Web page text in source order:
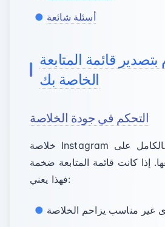
أسئلة شائعة
بتصدير قائمة المتابعة
الخاصة بك
التحكم في جودة الخلاصة
خلاصة Instagram الخاصة بك مبنية بالكامل على
إذا كانت قائمة المتابعة ضخمة
فهذا يعني:
غير مناسب يزاحم الخلاصة